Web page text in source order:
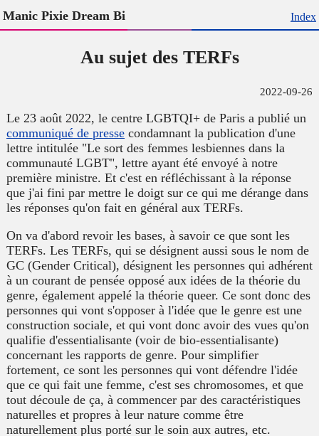
Manic Pixie Dream Bi Index
Au sujet des TERFs
2022-09-26
Le 23 août 2022, le centre LGBTQI+ de Paris a publié un
communiqué de presse condamnant la publication d'une
lettre intitulée "Le sort des femmes lesbiennes dans la
communauté LGBT", lettre ayant été envoyé à notre
première ministre. Et c'est en réfléchissant à la réponse
que j'ai fini par mettre le doigt sur ce qui me dérange dans
les réponses qu'on fait en général aux TERFs.
On va d'abord revoir les bases, à savoir ce que sont les
TERFs. Les TERFs, qui se désignent aussi sous le nom de
GC (Gender Critical), désignent les personnes qui adhérent
à un courant de pensée opposé aux idées de la théorie du
genre, également appelé la théorie queer. Ce sont donc des
personnes qui vont s'opposer à l'idée que le genre est une
construction sociale, et qui vont donc avoir des vues qu'on
qualifie d'essentialisante (voir de bio-essentialisante)
concernant les rapports de genre. Pour simplifier
fortement, ce sont les personnes qui vont défendre l'idée
que ce qui fait une femme, c'est ses chromosomes, et que
tout découle de ça, à commencer par des caractéristiques
naturelles et propres à leur nature comme être
naturellement plus porté sur le soin aux autres, etc.